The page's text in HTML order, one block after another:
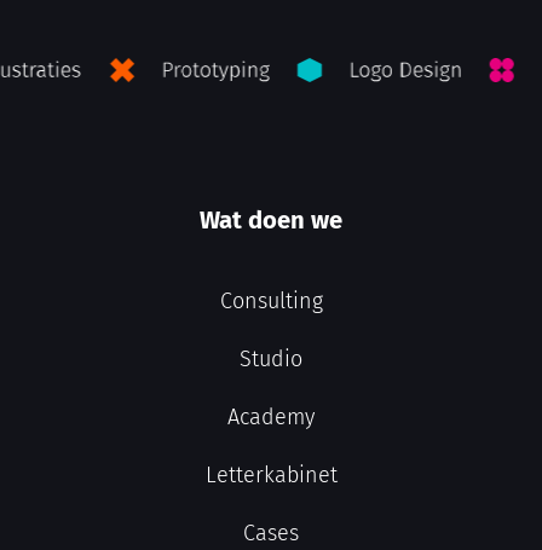
Wat doen we
Consulting
Studio
Academy
Letterkabinet
Cases